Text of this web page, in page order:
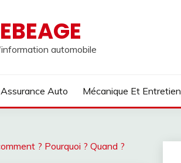
automobile
Assurance Auto Mécanique Et Entretien
? Pourquoi ? Quand ?